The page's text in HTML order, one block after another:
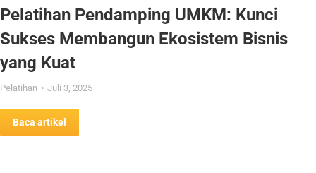
Pelatihan Pendamping UMKM: Kunci
Sukses Membangun Ekosistem Bisnis
yang Kuat
Pelatihan Juli 3, 2025
Baca artikel